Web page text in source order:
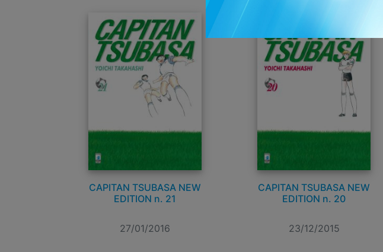
CAPITAN TSUBASA NEW
EDITION n. 21
27/01/2016
CAPITAN TSUBASA NEW
EDITION n. 20
23/12/2015